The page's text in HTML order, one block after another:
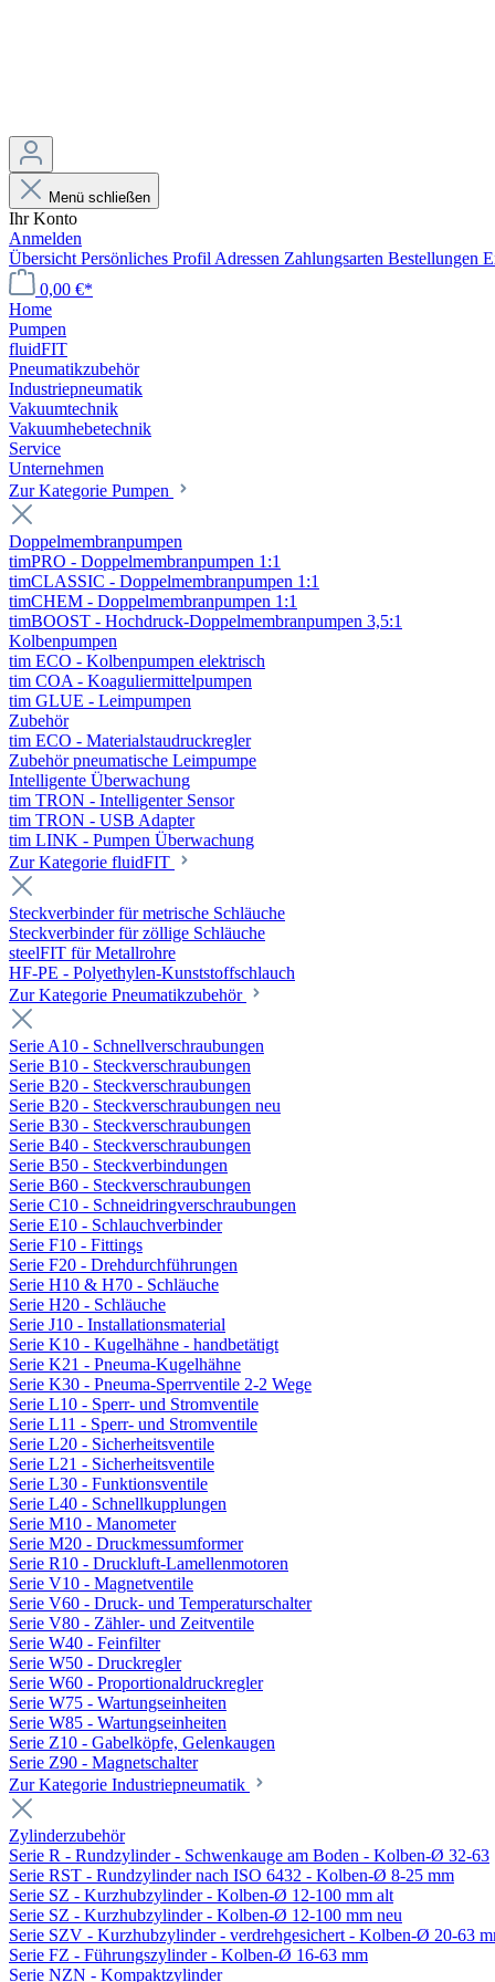
Menü schließen
Ihr Konto
Anmelden
Übersicht Persönliches Profil Adressen Zahlungsarten Bestellungen
0,00 €*
Home
Pumpen
fluidFIT
Pneumatikzubehör
Industriepneumatik
Vakuumtechnik
Vakuumhebetechnik
Service
Unternehmen
Zur Kategorie Pumpen
Doppelmembranpumpen
timPRO - Doppelmembranpumpen 1:1
timCLASSIC - Doppelmembranpumpen 1:1
timCHEM - Doppelmembranpumpen 1:1
timBOOST - Hochdruck-Doppelmembranpumpen 3,5:1
Kolbenpumpen
tim ECO - Kolbenpumpen elektrisch
tim COA - Koaguliermittelpumpen
tim GLUE - Leimpumpen
Zubehör
tim ECO - Materialstaudruckregler
Zubehör pneumatische Leimpumpe
Intelligente Überwachung
tim TRON - Intelligenter Sensor
tim TRON - USB Adapter
tim LINK - Pumpen Überwachung
Zur Kategorie fluidFIT
Steckverbinder für metrische Schläuche
Steckverbinder für zöllige Schläuche
steelFIT für Metallrohre
HF-PE - Polyethylen-Kunststoffschlauch
Zur Kategorie Pneumatikzubehör
Serie A10 - Schnellverschraubungen
Serie B10 - Steckverschraubungen
Serie B20 - Steckverschraubungen
Serie B20 - Steckverschraubungen neu
Serie B30 - Steckverschraubungen
Serie B40 - Steckverschraubungen
Serie B50 - Steckverbindungen
Serie B60 - Steckverschraubungen
Serie C10 - Schneidringverschraubungen
Serie E10 - Schlauchverbinder
Serie F10 - Fittings
Serie F20 - Drehdurchführungen
Serie H10 & H70 - Schläuche
Serie H20 - Schläuche
Serie J10 - Installationsmaterial
Serie K10 - Kugelhähne - handbetätigt
Serie K21 - Pneuma-Kugelhähne
Serie K30 - Pneuma-Sperrventile 2-2 Wege
Serie L10 - Sperr- und Stromventile
Serie L11 - Sperr- und Stromventile
Serie L20 - Sicherheitsventile
Serie L21 - Sicherheitsventile
Serie L30 - Funktionsventile
Serie L40 - Schnellkupplungen
Serie M10 - Manometer
Serie M20 - Druckmessumformer
Serie R10 - Druckluft-Lamellenmotoren
Serie V10 - Magnetventile
Serie V60 - Druck- und Temperaturschalter
Serie V80 - Zähler- und Zeitventile
Serie W40 - Feinfilter
Serie W50 - Druckregler
Serie W60 - Proportionaldruckregler
Serie W75 - Wartungseinheiten
Serie W85 - Wartungseinheiten
Serie Z10 - Gabelköpfe, Gelenkaugen
Serie Z90 - Magnetschalter
Zur Kategorie Industriepneumatik
Zylinderzubehör
Serie R - Rundzylinder - Schwenkauge am Boden - Kolben-Ø 32-63
Serie RST - Rundzylinder nach ISO 6432 - Kolben-Ø 8-25 mm
Serie SZ - Kurzhubzylinder - Kolben-Ø 12-100 mm alt
Serie SZ - Kurzhubzylinder - Kolben-Ø 12-100 mm neu
Serie SZV - Kurzhubzylinder - verdrehgesichert - Kolben-Ø 20-63
Serie FZ - Führungszylinder - Kolben-Ø 16-63 mm
Serie NZN - Kompaktzylinder